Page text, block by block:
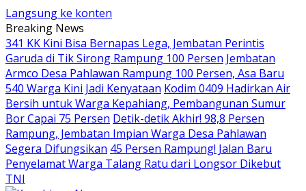
Langsung ke konten
Breaking News
341 KK Kini Bisa Bernapas Lega, Jembatan Perintis
Garuda di Tik Sirong Rampung 100 Persen Jembatan
Armco Desa Pahlawan Rampung 100 Persen, Asa Baru
540 Warga Kini Jadi Kenyataan Kodim 0409 Hadirkan Air
Bersih untuk Warga Kepahiang, Pembangunan Sumur
Bor Capai 75 Persen Detik-detik Akhir! 98,8 Persen
Rampung, Jembatan Impian Warga Desa Pahlawan
Segera Difungsikan 45 Persen Rampung! Jalan Baru
Penyelamat Warga Talang Ratu dari Longsor Dikebut
TNI